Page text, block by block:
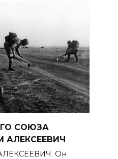
СОЮЗА
АЛЕКСЕЕВИЧ
Он